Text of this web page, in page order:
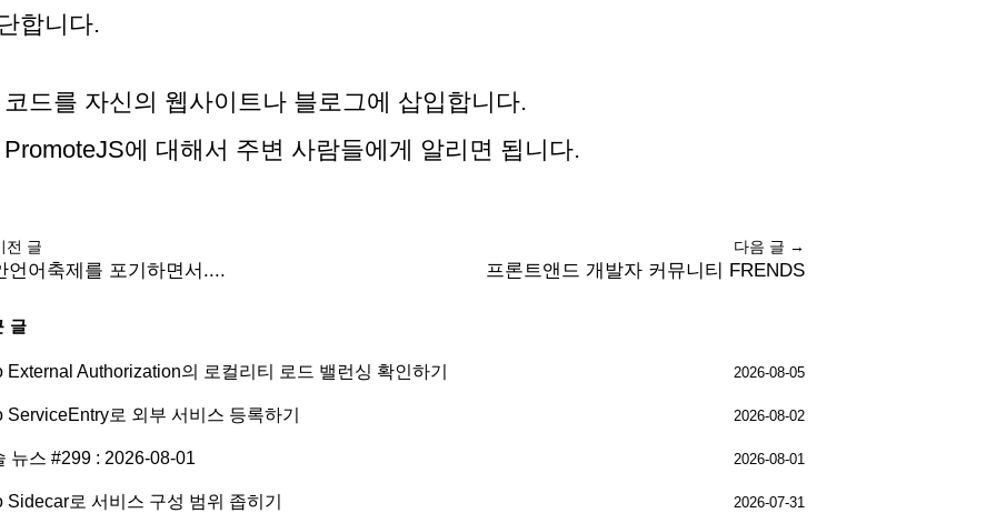
합니다.
코드를 자신의 웹사이트나 블로그에 삽입합니다.
PromoteJS에 대해서 주변 사람들에게 알리면 됩니다.
전 글
언어축제를 포기하면서....
다음 글 →
프론트앤드 개발자 커뮤니티 FRENDS
글
External Authorization의 로컬리티 로드 밸런싱 확인하기 2026-08-05
ServiceEntry로 외부 서비스 등록하기 2026-08-02
뉴스 #299 : 2026-08-01 2026-08-01
Sidecar로 서비스 구성 범위 좁히기 2026-07-31